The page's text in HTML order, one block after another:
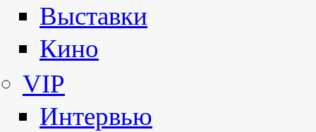
Выставки
Кино
VIP
Интервью